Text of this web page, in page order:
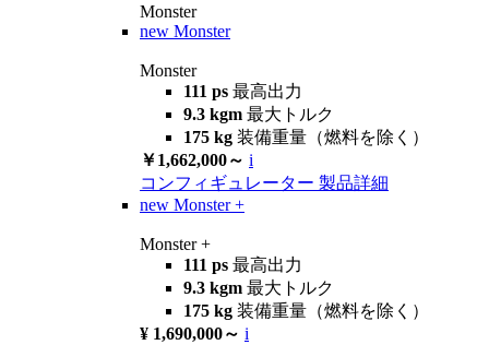
Monster
new Monster
Monster
111 ps 最高出力
9.3 kgm 最大トルク
175 kg 装備重量（燃料を除く）
￥1,662,000～ i
コンフィギュレーター 製品詳細
new Monster +
Monster +
111 ps 最高出力
9.3 kgm 最大トルク
175 kg 装備重量（燃料を除く）
¥ 1,690,000～ i